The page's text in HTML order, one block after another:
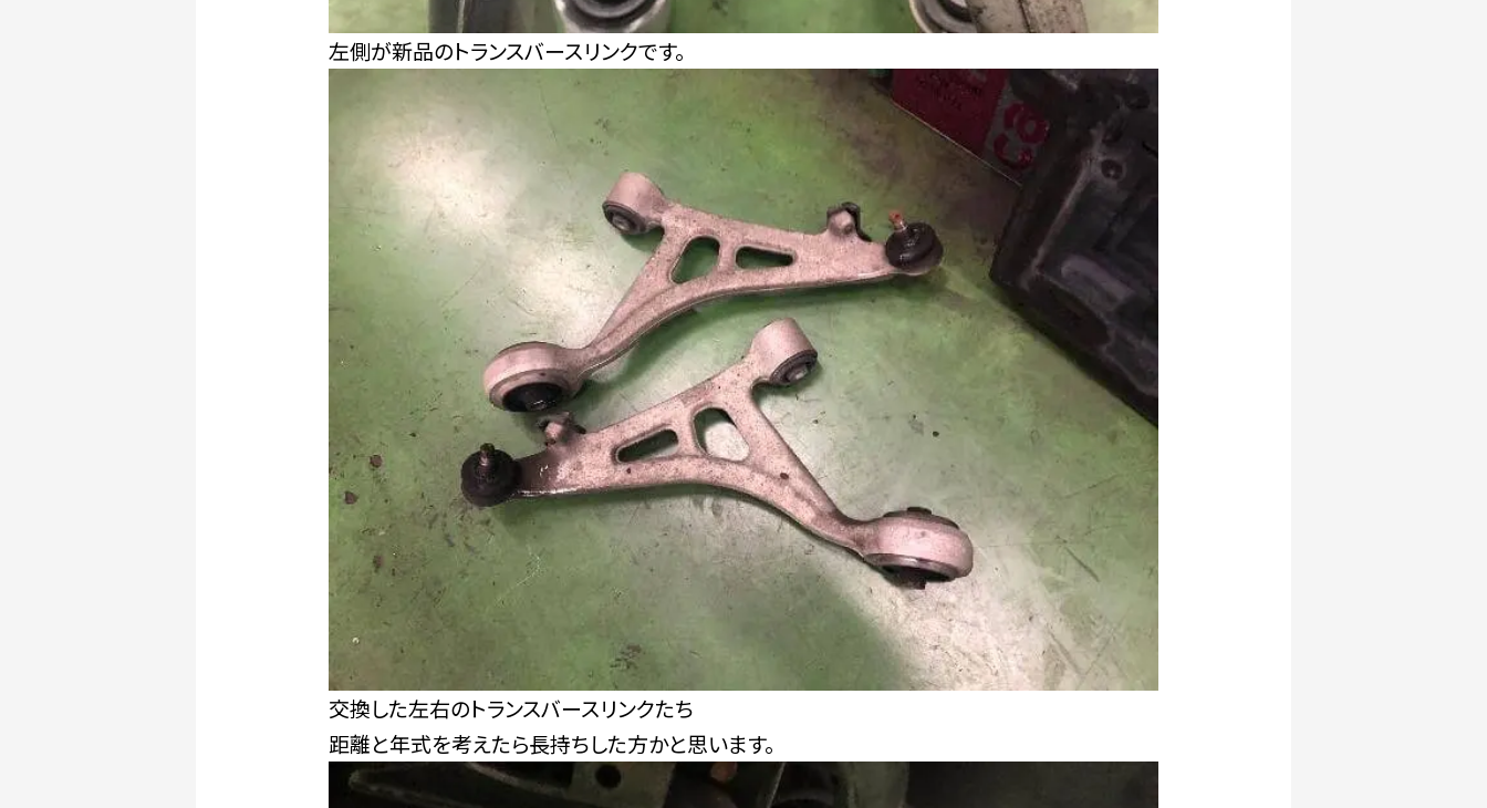
左側が新品のトランスバースリンクです。
交換した左右のトランスバースリンクたち
距離と年式を考えたら長持ちした方かと思います。